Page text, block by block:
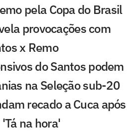
pela Copa do Brasil
provocações com
x Remo
do Santos podem
na Seleção sub-20
recado a Cuca após
na hora'